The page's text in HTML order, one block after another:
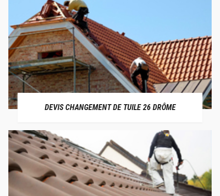
DEVIS CHANGEMENT DE TUILE 26 DRÔME